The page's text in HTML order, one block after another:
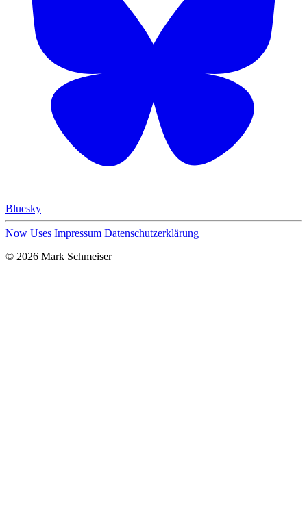
Bluesky
Now Uses Impressum Datenschutzerklärung
© 2026 Mark Schmeiser